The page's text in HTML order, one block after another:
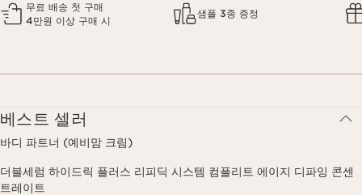
무료 배송 첫 구매
4만원 이상 구매 시
샘플 3종 증정
베스트 셀러
바디 파트너 (예비맘 크림)
더블세럼 하이드릭 플러스 리피딕 시스템 컴플리트 에이지 디파잉 콘센
트레이트